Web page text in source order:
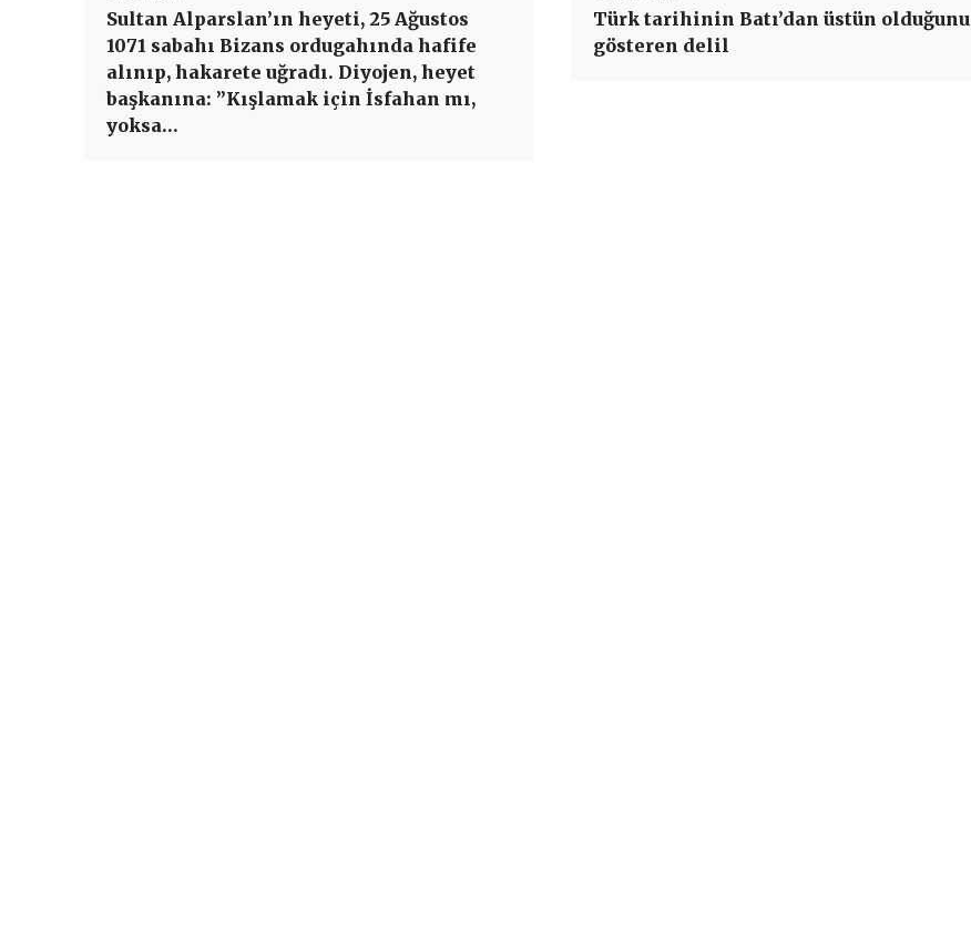
Sultan Alparslan’ın heyeti, 25 Ağustos
1071 sabahı Bizans ordugahında hafife
alınıp, hakarete uğradı. Diyojen, heyet
başkanına: ”Kışlamak için İsfahan mı,
yoksa…
Türk tarihinin Batı’dan üstün olduğunu
gösteren delil